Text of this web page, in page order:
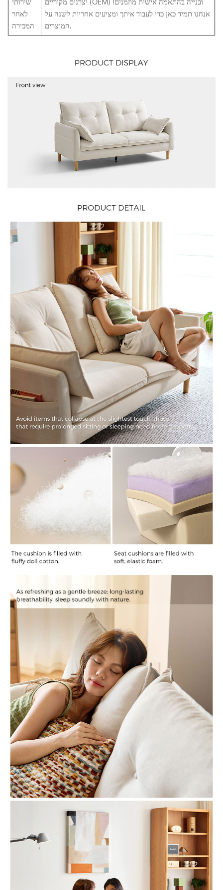
לאחר
המכירה
אנחנו תמיד כאן כדי לעבוד איתך ומציעים אחריות לשנה על
המוצרים.